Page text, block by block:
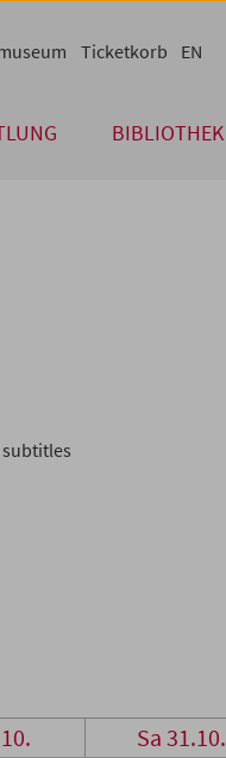
BIBLIOTHEK
Ticketkorb EN
Sa 31.10.